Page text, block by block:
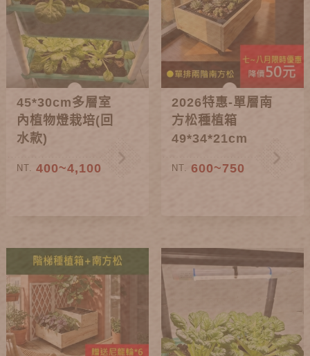
45*30cm多層室
內植物燈栽培(回
水款)
NT. 400~4,100
2026特惠-單層南
方松種植箱
49*34*21cm
NT. 600~750